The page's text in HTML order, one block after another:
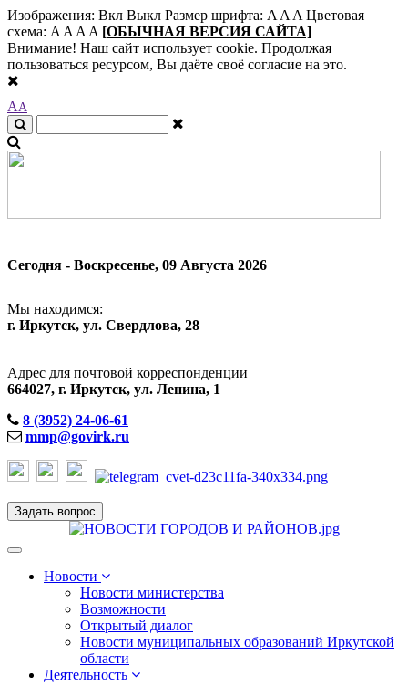
Изображения: Вкл Выкл Размер шрифта: A A A Цветовая
схема: A A A A [ОБЫЧНАЯ ВЕРСИЯ САЙТА]
Внимание! Наш сайт использует cookie. Продолжая
пользоваться ресурсом, Вы даёте своё согласие на это.
AA
Сегодня - Воскресенье, 09 Августа 2026
Мы находимся:
г. Иркутск, ул. Свердлова, 28
Адрес для почтовой корреспонденции
664027, г. Иркутск, ул. Ленина, 1
8 (3952) 24-06-61
mmp@govirk.ru
Задать вопрос
Toggle
navigationНовости
Новости министерства
Возможности
Открытый диалог
Новости муниципальных образований Иркутской
области
Деятельность